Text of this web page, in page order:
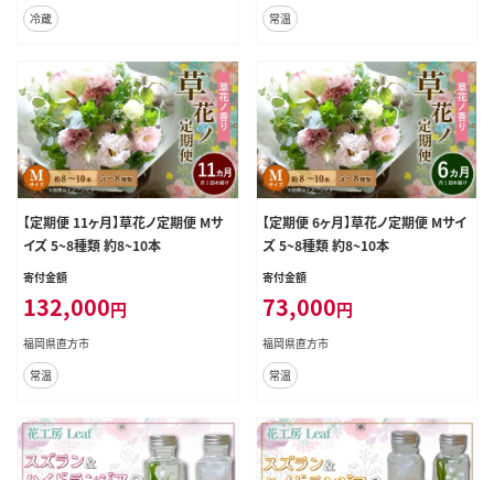
冷蔵
常温
【定期便 11ヶ月】草花ノ定期便 Mサ
イズ 5~8種類 約8~10本
寄付金額
132,000円
福岡県直方市
常温
【定期便 6ヶ月】草花ノ定期便 Mサイ
ズ 5~8種類 約8~10本
寄付金額
73,000円
福岡県直方市
常温